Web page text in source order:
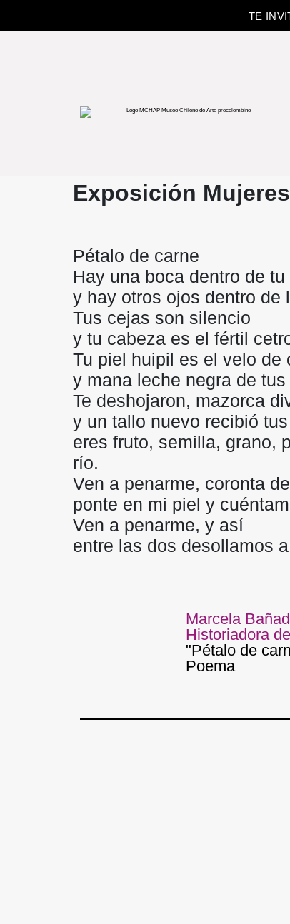
TE
Exposición
Pétalo de carne
Hay una boca dentro de tu
y hay otros ojos dentro de
Tus cejas son silencio
y tu cabeza es el fértil
Tu piel huipil es el velo de
y mana leche negra de
Te deshojaron, mazorca
y un tallo nuevo recibió
eres fruto, semilla, grano,
río.
Ven a penarme, coronta
ponte en mi piel y
Ven a penarme, y así
entre las dos desollamos
Marcela
Historiadora
"Pétalo de
Poema